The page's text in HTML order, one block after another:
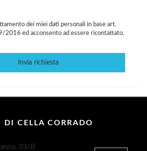
dei miei dati personali in base art.
2016 ed acconsento ad essere ricontattato.
Invia richiesta
DI CELLA CORRADO
33/B